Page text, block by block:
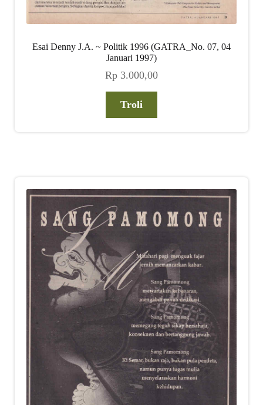
Esai Denny J.A. ~ Politik 1996 (GATRA_No. 07, 04
Januari 1997)
Rp 3.000,00
Troli